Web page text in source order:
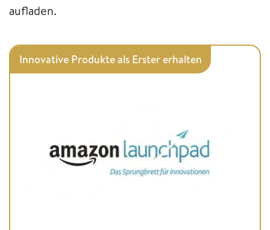
aufladen.
Innovative Produkte als Erster erhalten